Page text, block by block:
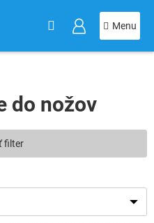
do nožov
filter